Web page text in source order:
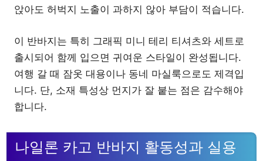
앉아도 허벅지 노출이 과하지 않아 부담이 적습니다.
이 반바지는 특히 그래픽 미니 테리 티셔츠와 세트로
출시되어 함께 입으면 귀여운 스타일이 완성됩니다.
여행 갈 때 잠옷 대용이나 동네 마실룩으로도 제격입
니다. 단, 소재 특성상 먼지가 잘 붙는 점은 감수해야
합니다.
나일론 카고 반바지 활동성과 실용